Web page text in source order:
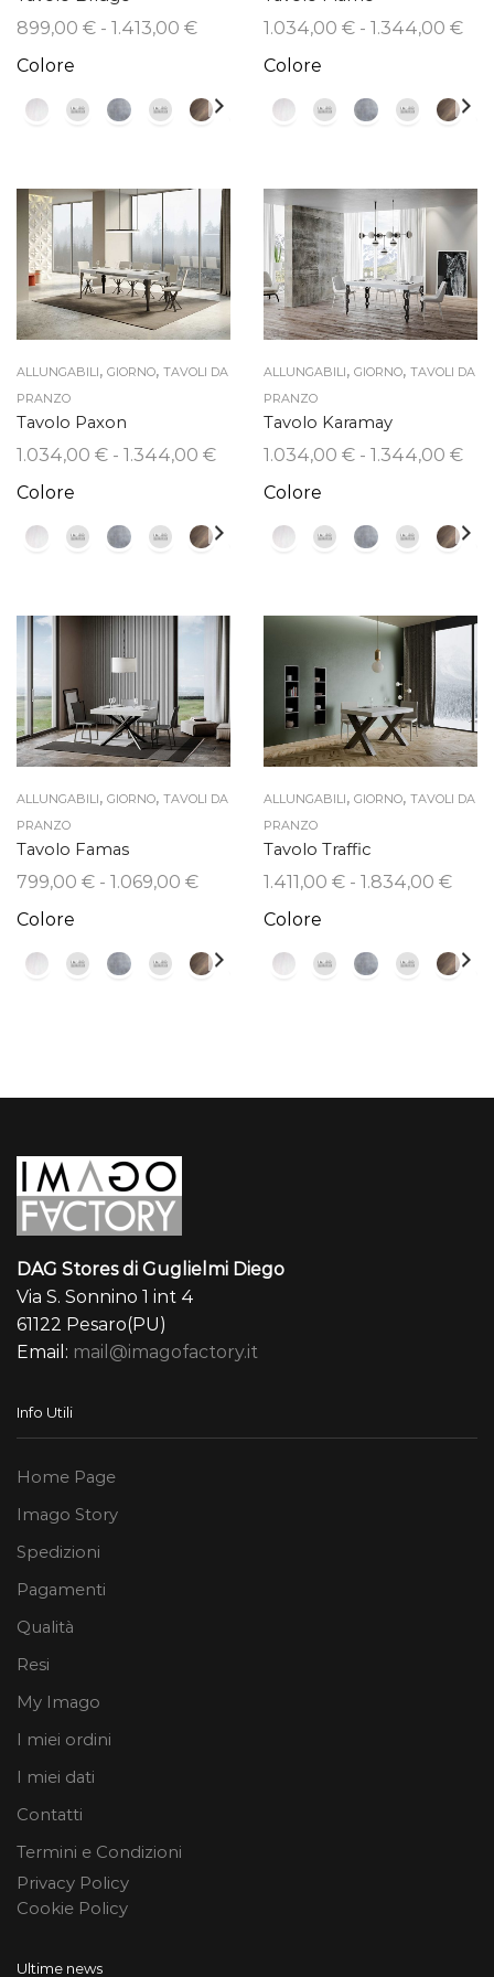
899,00 € - 1.413,00 €Fascia
da
1.413,00 €
Colore
1.034,00 € - 1.344,00 €
da
Colore
ALLUNGABILI, GIORNO, TAVOLI DA
PRANZO
Tavolo Paxon
1.034,00 € - 1.344,00 €Fascia
da
1.344,00 €
Colore
ALLUNGABILI, GIORNO, TAVOLI DA
PRANZO
Tavolo Karamay
1.034,00 € - 1.344,00 €
da
Colore
ALLUNGABILI, GIORNO, TAVOLI DA
PRANZO
Tavolo Famas
799,00 € - 1.069,00 €Fascia
da
Colore
ALLUNGABILI, GIORNO, TAVOLI DA
PRANZO
Tavolo Traffic
1.411,00 € - 1.834,00 €
da
Colore
DAG Stores di Guglielmi Diego
Via S. Sonnino 1 int 4
61122 Pesaro(PU)
Email: mail@imagofactory.it
Info Utili
Home Page
Imago Story
Spedizioni
Pagamenti
Qualità
Resi
My Imago
I miei ordini
I miei dati
Contatti
Termini e Condizioni
Privacy Policy
Cookie Policy
Ultime news